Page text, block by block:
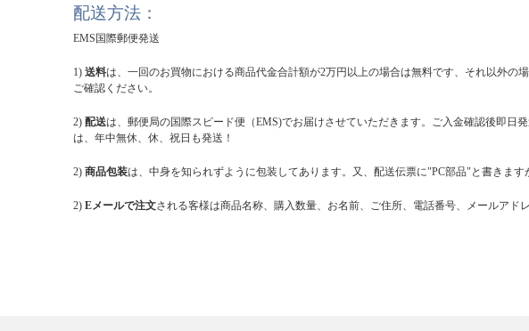
配送方法：
EMS国際郵便発送
1) 送料は、一回のお買物における商品代金合計額が2万円以上の場合は無料です、それ以外の
ご確認ください。
2) 配送は、郵便局の国際スピード便（EMS)でお届けさせていただきます。ご入金確認後即
は、年中無休、休、祝日も発送！
2) 商品包装は、中身を知られずように包装してあります。又、配送伝票に"PC部品"と書きます
2) Eメールで注文される客様は商品名称、購入数量、お名前、ご住所、電話番号、メールアド